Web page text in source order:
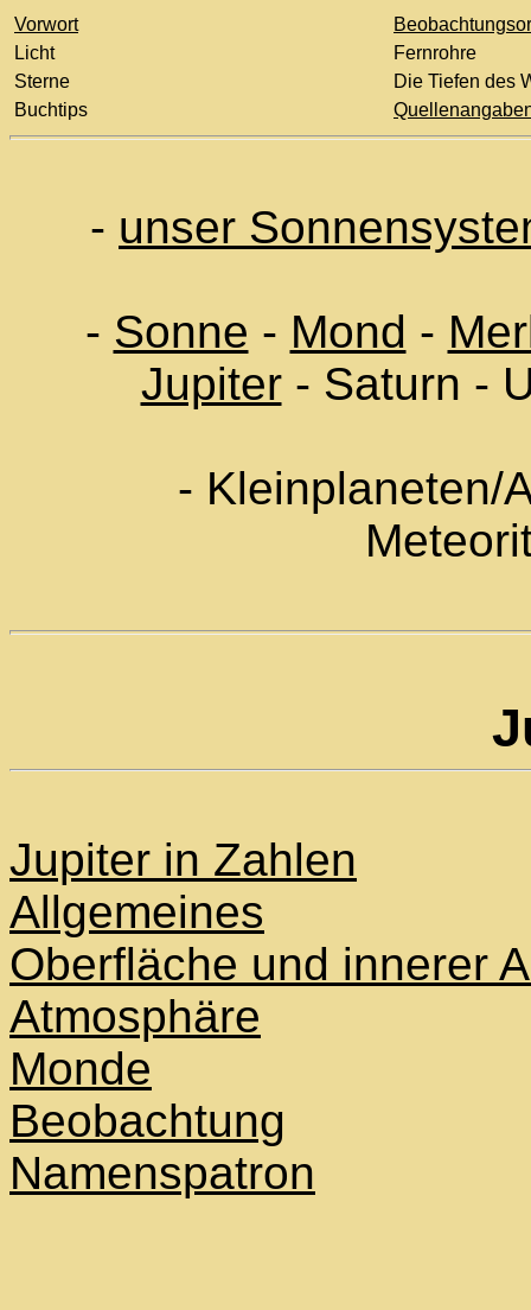
Vorwort
Licht
Fernrohre
Sterne
Die Tiefen des
Buchtips
- unser
- Sonne - Mond -
Jupiter- Saturn -
- Kleinplaneten/
Jupiter in Zahlen
Allgemeines
Oberfläche und innerer
Atmosphäre
Monde
Beobachtung
Namenspatron